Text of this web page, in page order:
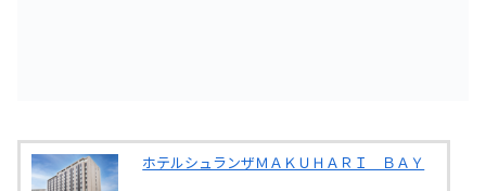
ホテルシュランザＭＡＫＵＨＡＲＩ ＢＡＹ